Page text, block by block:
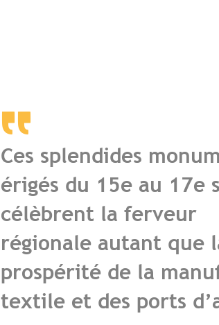
Ces splendides
érigés du 15e au 17e
célèbrent la ferveur
régionale autant que
prospérité de la
textile et des ports